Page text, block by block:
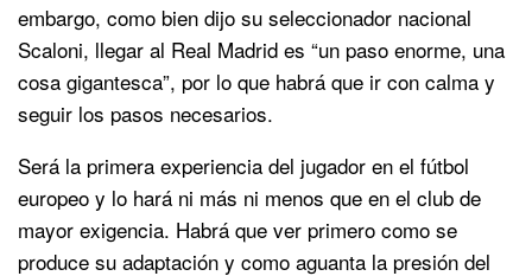
embargo, como bien dijo su seleccionador nacional
Scaloni, llegar al Real Madrid es “un paso enorme, una
cosa gigantesca”, por lo que habrá que ir con calma y
seguir los pasos necesarios.
Será la primera experiencia del jugador en el fútbol
europeo y lo hará ni más ni menos que en el club de
mayor exigencia. Habrá que ver primero como se
produce su adaptación y como aguanta la presión del